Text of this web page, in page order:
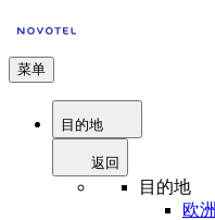
菜单
目的地
返回
目的地
欧洲